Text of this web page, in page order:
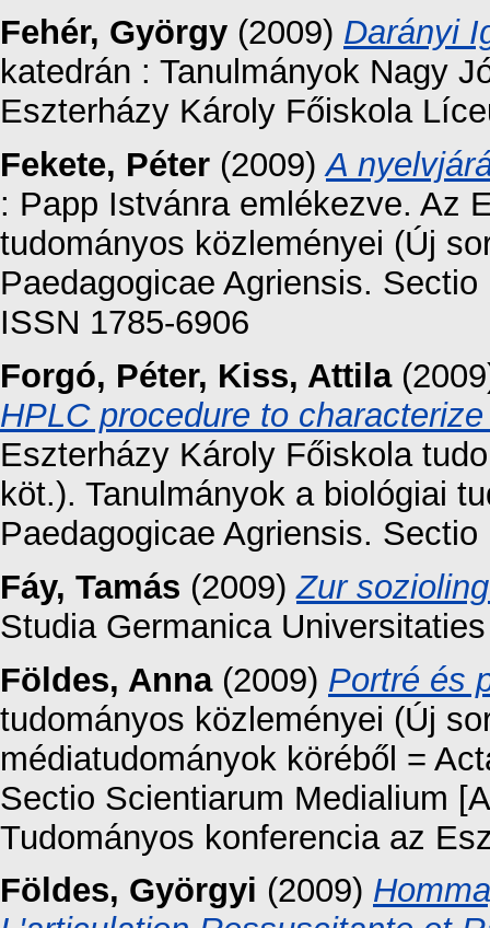
Fehér, György (2009) Darányi
katedrán : Tanulmányok Nagy
Eszterházy Károly Főiskola
Fekete, Péter (2009)A
: Papp Istvánra emlékezve. Az
tudományos közleményei (Új
Paedagogicae Agriensis.
ISSN 1785-6906
Forgó, Péter, Kiss, Attila
HPLC procedure to
Eszterházy Károly Főiskola
köt.). Tanulmányok a biológiai
Paedagogicae Agriensis.
Fáy, Tamás (2009)Zur
Studia Germanica
Földes, Anna(2009) Portré és
tudományos közleményei (Új
médiatudományok köréből =
Sectio Scientiarum Medialium
Tudományos konferencia az
Földes, Györgyi (2009)